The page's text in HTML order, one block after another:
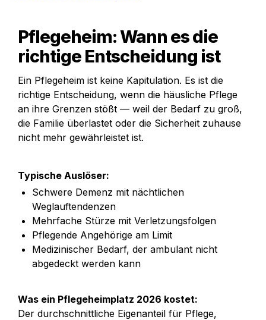
Pflegeheim: Wann es die
richtige Entscheidung ist
Ein Pflegeheim ist keine Kapitulation. Es ist die
richtige Entscheidung, wenn die häusliche Pflege
an ihre Grenzen stößt — weil der Bedarf zu groß,
die Familie überlastet oder die Sicherheit zuhause
nicht mehr gewährleistet ist.
Typische Auslöser:
Schwere Demenz mit nächtlichen
Weglauftendenzen
Mehrfache Stürze mit Verletzungsfolgen
Pflegende Angehörige am Limit
Medizinischer Bedarf, der ambulant nicht
abgedeckt werden kann
Was ein Pflegeheimplatz 2026 kostet:
Der durchschnittliche Eigenanteil für Pflege,